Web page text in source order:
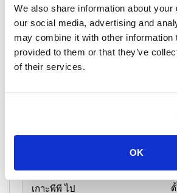
We also share information about your
our social media, advertising and
may combine it with other information
provided to them or that they’ve
of their services.
OK
พยากรณ์อากาศภูเก็ตและทะเลอันดา
ทุกที่
เกาะพีพี ไป